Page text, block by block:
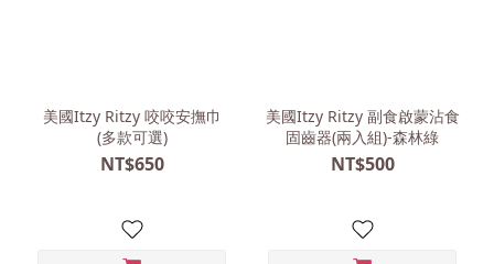
美國Itzy Ritzy 咬咬安撫巾
(多款可選)
NT$650
美國Itzy Ritzy 副食啟蒙沾食
固齒器(兩入組)-森林綠
NT$500